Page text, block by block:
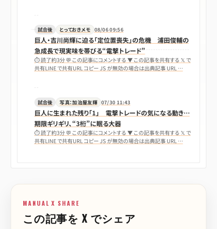
試合後 とっておきメモ 08/06 09:56
巨人・吉川尚輝に迫る「定位置喪失」の危機 浦田俊輔の
急成長で現実味を帯びる“電撃トレード”
⏱ 読了約3分 💬 この記事にコメントする ▼ この記事を共有する 𝕏 で
共有LINE で共有URL コピー JS が無効の場合は出典記事 URL …
試合後 写真：加治屋友輝 07/30 11:43
巨人に生まれた残り「1」 電撃トレードの気になる動き…
期限ギリギリ、“3桁”に眠る大器
⏱ 読了約3分 💬 この記事にコメントする ▼ この記事を共有する 𝕏 で
共有LINE で共有URL コピー JS が無効の場合は出典記事 URL …
MANUAL X SHARE
この記事を X でシェア